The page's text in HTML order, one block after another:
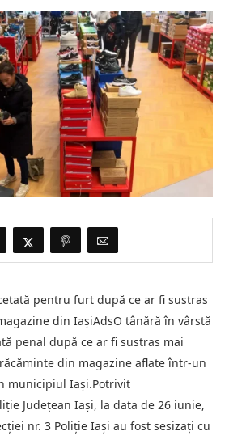
pentru furt după ce ar fi sustras
din IașiAdsO tânără în vârstă
penal după ce ar fi sustras mai
din magazine aflate într-un
municipiul Iași.Potrivit
Județean Iași, la data de 26 iunie,
nr. 3 Poliție Iași au fost sesizați cu